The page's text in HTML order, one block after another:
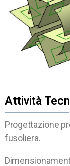
Attività
Progettazione
fusoliera.